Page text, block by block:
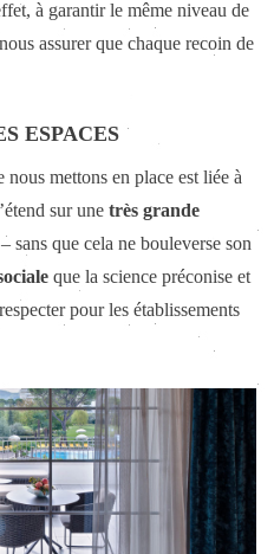
à garantir le même niveau de
assurer que chaque recoin de
ESPACES
mettons en place est liée à
sur une très grande
sans que cela ne bouleverse son
que la science préconise et
pour les établissements